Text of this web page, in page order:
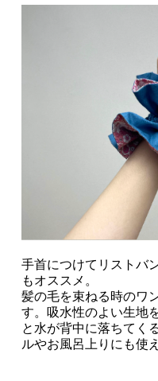
手首につけてリストバ
もオススメ。
髪の毛を束ねる時のワ
す。吸水性のよい生地
と水が背中に落ちてく
ルやお風呂上りにも使